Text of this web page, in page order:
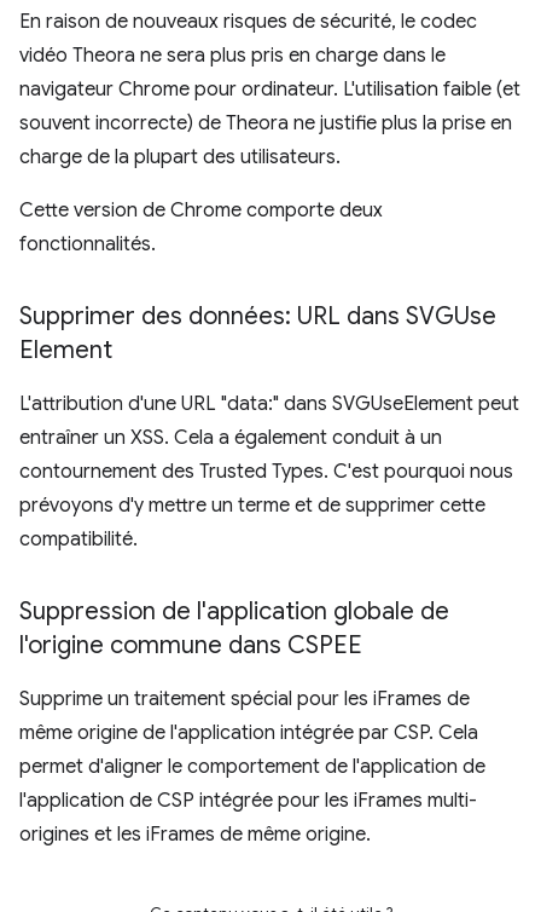
En raison de nouveaux risques de sécurité, le codec
vidéo Theora ne sera plus pris en charge dans le
navigateur Chrome pour ordinateur. L'utilisation faible (et
souvent incorrecte) de Theora ne justifie plus la prise en
charge de la plupart des utilisateurs.
Cette version de Chrome comporte deux
fonctionnalités.
Supprimer des données: URL dans SVGUse
Element
L'attribution d'une URL "data:" dans SVGUseElement peut
entraîner un XSS. Cela a également conduit à un
contournement des Trusted Types. C'est pourquoi nous
prévoyons d'y mettre un terme et de supprimer cette
compatibilité.
Suppression de l'application globale de
l'origine commune dans CSPEE
Supprime un traitement spécial pour les iFrames de
même origine de l'application intégrée par CSP. Cela
permet d'aligner le comportement de l'application de
l'application de CSP intégrée pour les iFrames multi-
origines et les iFrames de même origine.